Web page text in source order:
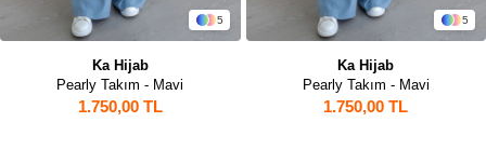
5
Ka Hijab
Pearly Takım - Mavi
1.750,00 TL
5
Ka Hijab
Pearly Takım - Mavi
1.750,00 TL